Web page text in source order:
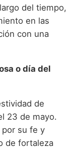
del tiempo,
en las
con una
o día del
de
23 de mayo.
por su fe y
de fortaleza